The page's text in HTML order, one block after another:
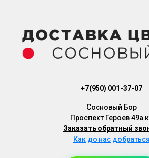
+7(950) 001-37-07
Cосновый Бор
Проспект Героев 49а
Заказать обратный
Как до нас добраться